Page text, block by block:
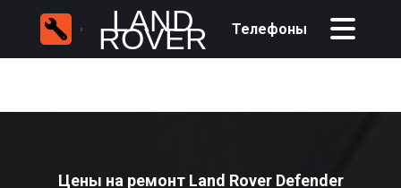
LAND
ROVER Телефоны
Цены на ремонт Land Rover Defender